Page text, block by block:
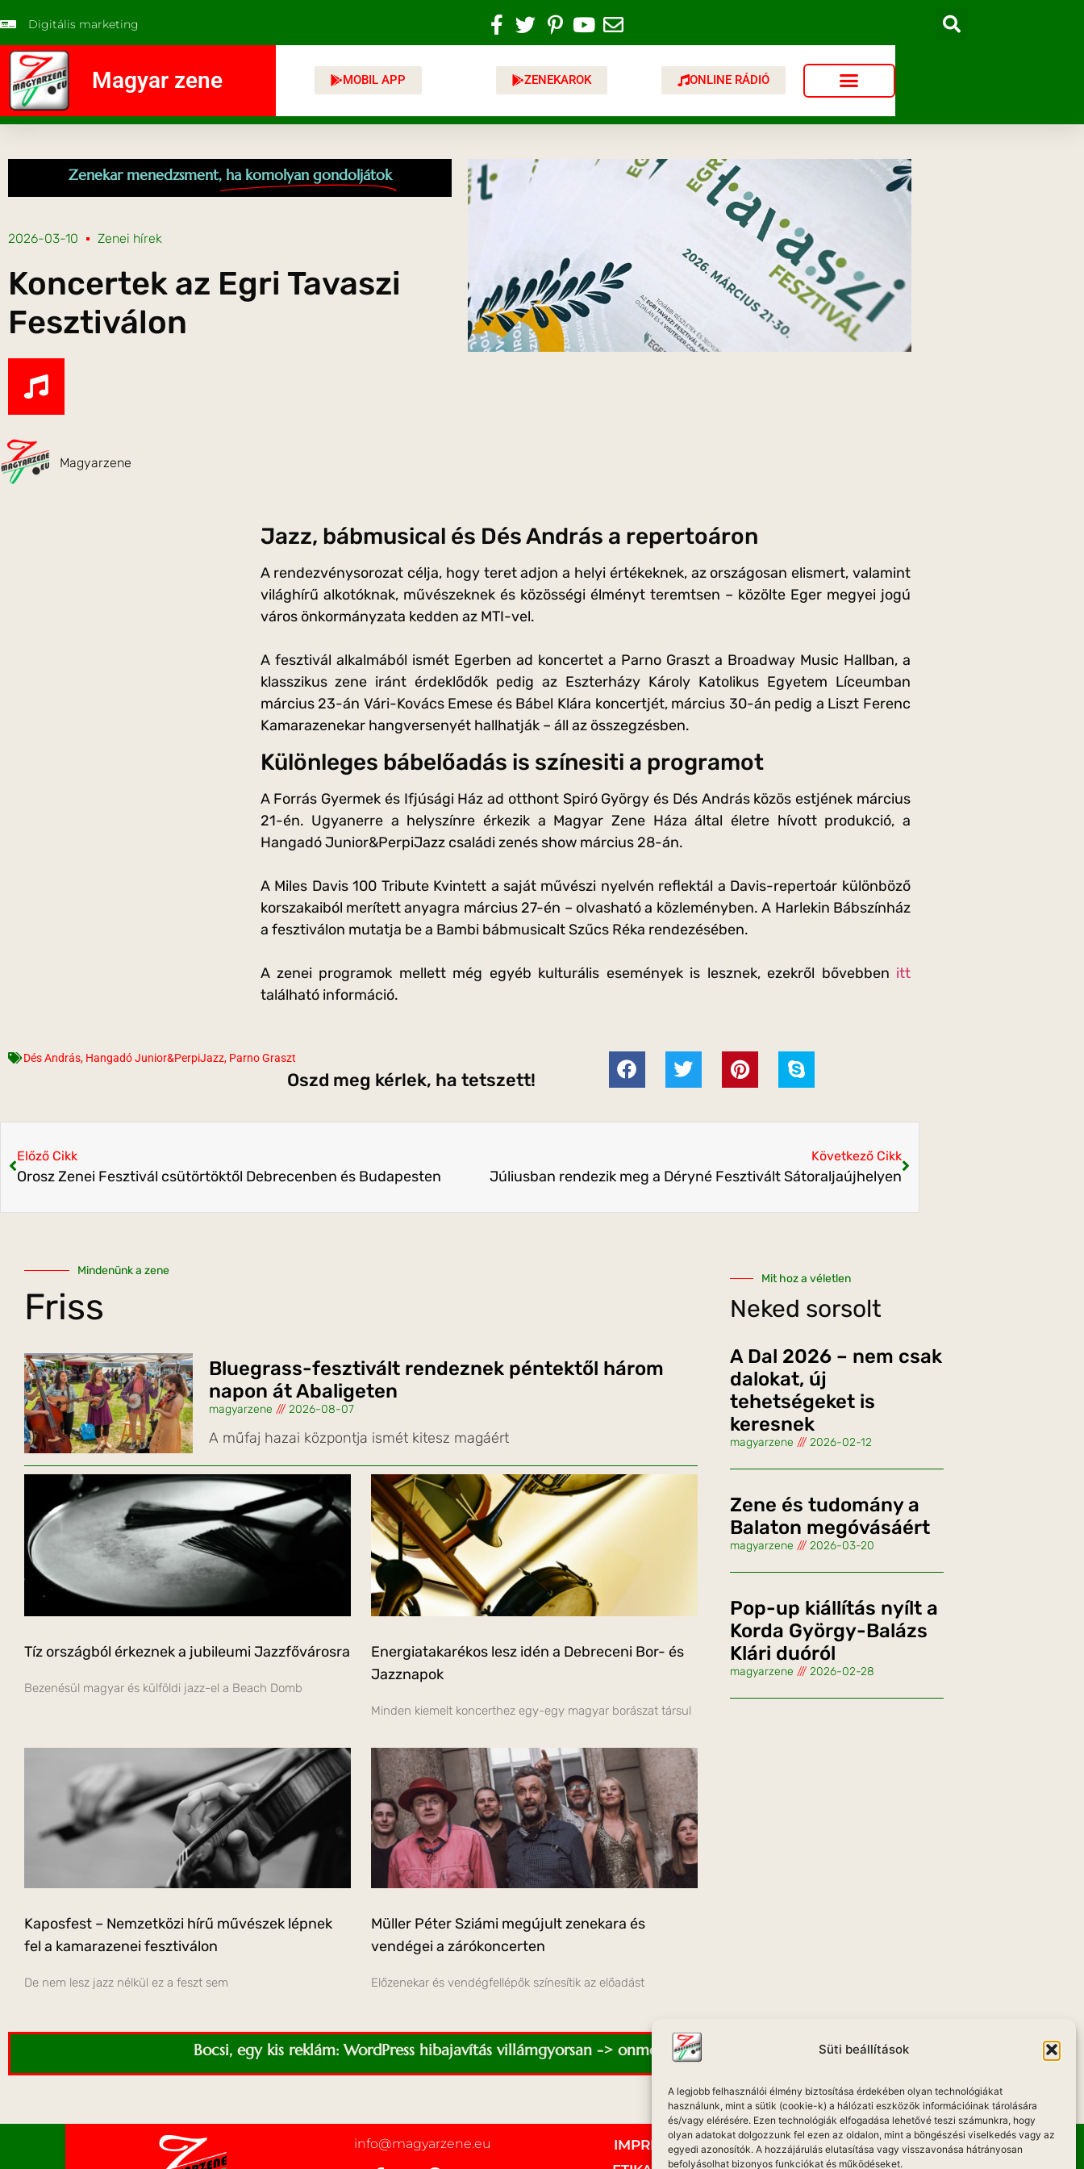
Süti beállítások
A legjobb felhasználói élmény biztosítása érdekében olyan technológiákat
használunk, mint a sütik (cookie-k) a hálózati eszközök információinak tárolására
és/vagy elérésére. Ezen technológiák elfogadása lehetővé teszi számunkra, hogy
olyan adatokat dolgozzunk fel ezen az oldalon, mint a böngészési viselkedés vagy az
egyedi azonosítók. A hozzájárulás elutasítása vagy visszavonása hátrányosan
befolyásolhat bizonyos funkciókat és működéseket.
Digitális marketing
Magyar zene MOBIL APP ZENEKAROK ONLINE RÁDIÓ
Zenekar menedzsment, ha komolyan gondoljátok
2026-03-10 Zenei hírek
Koncertek az Egri Tavaszi
Fesztiválon
Magyarzene
Jazz, bábmusical és Dés András a repertoáron
A rendezvénysorozat célja, hogy teret adjon a helyi értékeknek, az országosan elismert, valamint
világhírű alkotóknak, művészeknek és közösségi élményt teremtsen – közölte Eger megyei jogú
város önkormányzata kedden az MTI-vel.
A fesztivál alkalmából ismét Egerben ad koncertet a Parno Graszt a Broadway Music Hallban, a
klasszikus zene iránt érdeklődők pedig az Eszterházy Károly Katolikus Egyetem Líceumban
március 23-án Vári-Kovács Emese és Bábel Klára koncertjét, március 30-án pedig a Liszt Ferenc
Kamarazenekar hangversenyét hallhatják – áll az összegzésben.
Különleges bábelőadás is színesiti a programot
A Forrás Gyermek és Ifjúsági Ház ad otthont Spiró György és Dés András közös estjének március
21-én. Ugyanerre a helyszínre érkezik a Magyar Zene Háza által életre hívott produkció, a
Hangadó Junior&PerpiJazz családi zenés show március 28-án.
A Miles Davis 100 Tribute Kvintett a saját művészi nyelvén reflektál a Davis-repertoár különböző
korszakaiból merített anyagra március 27-én – olvasható a közleményben. A Harlekin Bábszínház
a fesztiválon mutatja be a Bambi bábmusicalt Szűcs Réka rendezésében.
A zenei programok mellett még egyéb kulturális események is lesznek, ezekről bővebben itt
található információ.
Dés András, Hangadó Junior&PerpiJazz, Parno Graszt
Oszd meg kérlek, ha tetszett!
Előző Cikk
Orosz Zenei Fesztivál csütörtöktől Debrecenben és Budapesten
Következő Cikk
Júliusban rendezik meg a Déryné Fesztivált Sátoraljaújhelyen
Mindenünk a zene
Friss
Bluegrass-fesztivált rendeznek péntektől három
napon át Abaligeten
magyarzene 2026-08-07
A műfaj hazai központja ismét kitesz magáért
Tíz országból érkeznek a jubileumi Jazzfővárosra
Bezenésül magyar és külföldi jazz-el a Beach Domb
Energiatakarékos lesz idén a Debreceni Bor- és
Jazznapok
Minden kiemelt koncerthez egy-egy magyar borászat társul
Kaposfest – Nemzetközi hírű művészek lépnek
fel a kamarazenei fesztiválon
De nem lesz jazz nélkül ez a feszt sem
Müller Péter Sziámi megújult zenekara és
vendégei a zárókoncerten
Előzenekar és vendégfellépők színesítik az előadást
Mit hoz a véletlen
Neked sorsolt
A Dal 2026 – nem csak
dalokat, új
tehetségeket is
keresnek
magyarzene 2026-02-12
Zene és tudomány a
Balaton megóvásáért
magyarzene 2026-03-20
Pop-up kiállítás nyílt a
Korda György-Balázs
Klári duóról
magyarzene 2026-02-28
Bocsi, egy kis reklám: WordPress hibajavítás villámgyorsan -> onmediaweb.eu
info@magyarzene.eu
IMPRESSZUM